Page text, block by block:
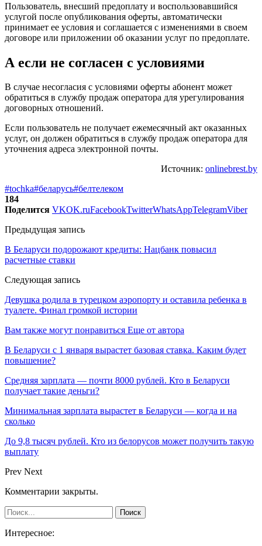
Пользователь, внесший предоплату и воспользовавшийся
услугой после опубликования оферты, автоматически
принимает ее условия и соглашается с изменениями в своем
договоре или приложении об оказании услуг по предоплате.
А если не согласен с условиями
В случае несогласия с условиями оферты абонент может
обратиться в службу продаж оператора для урегулирования
договорных отношений.
Если пользователь не получает ежемесячный акт оказанных
услуг, он должен обратиться в службу продаж оператора для
уточнения адреса электронной почты.
Источник: onlinebrest.by
#tochka#беларусь#белтелеком
184
Поделится VKOK.ruFacebookTwitterWhatsAppTelegramViber
Предыдущая запись
В Беларуси подорожают кредиты: Нацбанк повысил
расчетные ставки
Следующая запись
Девушка родила в турецком аэропорту и оставила ребенка в
туалете. Финал громкой истории
Вам также могут понравиться Еще от автора
В Беларуси с 1 января вырастет базовая ставка. Каким будет
повышение?
Средняя зарплата — почти 8000 рублей. Кто в Беларуси
получает такие деньги?
Минимальная зарплата вырастет в Беларуси — когда и на
сколько
До 9,8 тысяч рублей. Кто из белорусов может получить такую
выплату
Prev Next
Комментарии закрыты.
Интересное: